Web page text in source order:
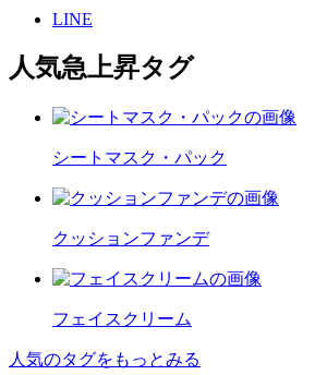
LINE
人気急上昇タグ
シートマスク・パック
クッションファンデ
フェイスクリーム
人気のタグをもっとみる